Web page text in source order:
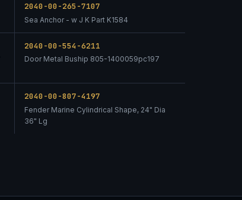
2040-00-265-7107
Sea Anchor - w J K Part K1584
2040-00-554-6211
Door Metal Buship 805-1400059pc197
2040-00-807-4197
Fender Marine Cylindrical Shape, 24" Dia
36" Lg